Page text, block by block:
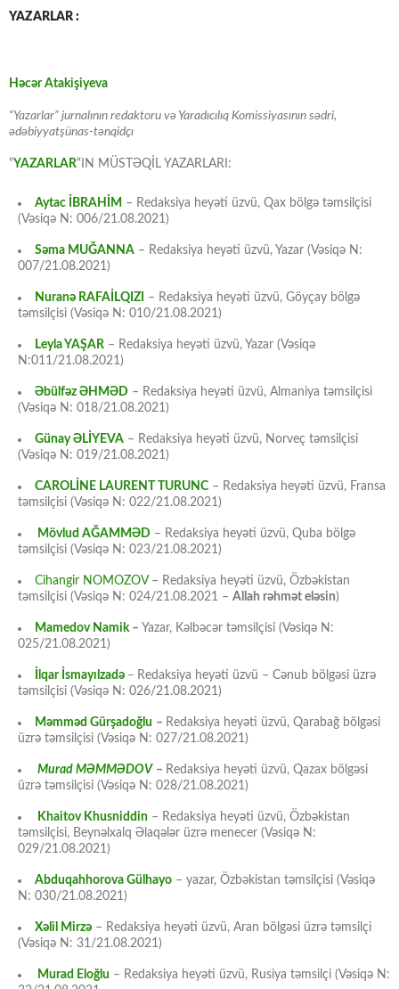
YAZARLAR :
Həcər Atakişiyeva
“Yazarlar” jurnalının redaktoru və Yaradıcılıq Komissiyasının sədri,
ədəbiyyatşünas-tənqidçı
“YAZARLAR“IN MÜSTƏQİL YAZARLARI:
Aytac İBRAHİM – Redaksiya heyəti üzvü, Qax bölgə təmsilçisi
(Vəsiqə N: 006/21.08.2021)
Səma MUĞANNA – Redaksiya heyəti üzvü, Yazar (Vəsiqə N:
007/21.08.2021)
Nuranə RAFAİLQIZI
– Redaksiya heyəti üzvü, Göyçay bölgə
təmsilçisi (Vəsiqə N: 010/21.08.2021)
Leyla YAŞAR – Redaksiya heyəti üzvü, Yazar (Vəsiqə
N:011/21.08.2021)
Əbülfəz ƏHMƏD – Redaksiya heyəti üzvü, Almaniya təmsilçisi
(Vəsiqə N: 018/21.08.2021)
Günay ƏLİYEVA – Redaksiya heyəti üzvü, Norveç təmsilçisi
(Vəsiqə N: 019/21.08.2021)
CAROLİNE LAURENT TURUNC – Redaksiya heyəti üzvü, Fransa
təmsilçisi (Vəsiqə N: 022/21.08.2021)
Mövlud AĞAMMƏD – Redaksiya heyəti üzvü, Quba bölgə
təmsilçisi (Vəsiqə N: 023/21.08.2021)
Cihangir NOMOZOV– Redaksiya heyəti üzvü, Özbəkistan
təmsilçisi (Vəsiqə N: 024/21.08.2021 – Allah rəhmət eləsin)
Mamedov Namik – Yazar, Kəlbəcər təmsilçisi (Vəsiqə N:
025/21.08.2021)
İlqar İsmayılzadə – Redaksiya heyəti üzvü – Cənub bölgəsi üzrə
təmsilçisi (Vəsiqə N: 026/21.08.2021)
Məmməd Gürşadoğlu – Redaksiya heyəti üzvü, Qarabağ bölgəsi
üzrə təmsilçisi (Vəsiqə N: 027/21.08.2021)
Murad MƏMMƏDOV – Redaksiya heyəti üzvü, Qazax bölgəsi
üzrə təmsilçisi (Vəsiqə N: 028/21.08.2021)
Khaitov Khusniddin – Redaksiya heyəti üzvü, Özbəkistan
təmsilçisi, Beynəlxalq Əlaqələr üzrə menecer (Vəsiqə N:
029/21.08.2021)
Abduqahhorova Gülhayo – yazar, Özbəkistan təmsilçisi (Vəsiqə
N: 030/21.08.2021)
Xəlil Mirzə – Redaksiya heyəti üzvü, Aran bölgəsi üzrə təmsilçi
(Vəsiqə N: 31/21.08.2021)
Murad Eloğlu – Redaksiya heyəti üzvü, Rusiya təmsilçi (Vəsiqə N: